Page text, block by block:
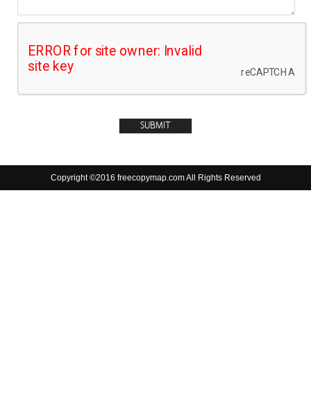
Copyright ©2016 freecopymap.com All Rights Reserved